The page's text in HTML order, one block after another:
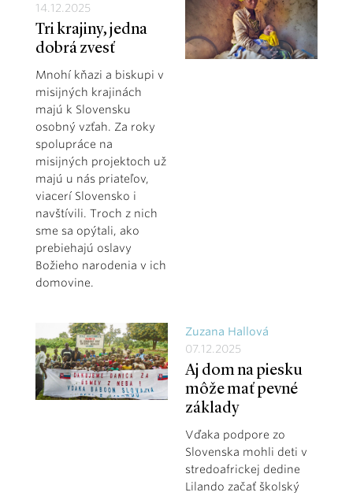
14.12.2025
Tri krajiny, jedna
dobrá zvesť
Mnohí kňazi a biskupi v
misijných krajinách
majú k Slovensku
osobný vzťah. Za roky
spolupráce na
misijných projektoch už
majú u nás priateľov,
viacerí Slovensko i
navštívili. Troch z nich
sme sa opýtali, ako
prebiehajú oslavy
Božieho narodenia v ich
domovine.
Zuzana Hallová
07.12.2025
Aj dom na piesku
môže mať pevné
základy
Vďaka podpore zo
Slovenska mohli deti v
stredoafrickej dedine
Lilando začať školský